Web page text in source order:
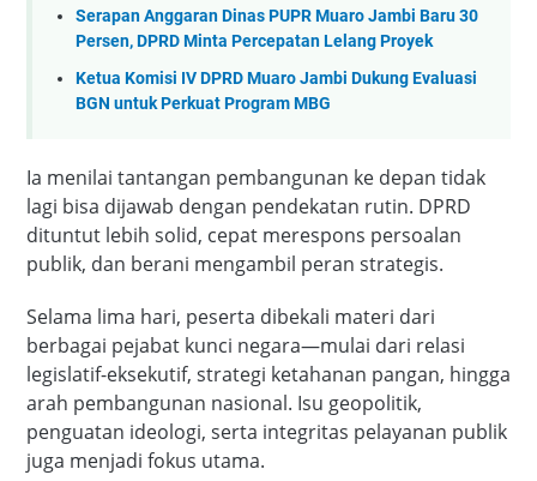
Serapan Anggaran Dinas PUPR Muaro Jambi Baru 30
Persen, DPRD Minta Percepatan Lelang Proyek
Ketua Komisi IV DPRD Muaro Jambi Dukung Evaluasi
BGN untuk Perkuat Program MBG
Ia menilai tantangan pembangunan ke depan tidak
lagi bisa dijawab dengan pendekatan rutin. DPRD
dituntut lebih solid, cepat merespons persoalan
publik, dan berani mengambil peran strategis.
Selama lima hari, peserta dibekali materi dari
berbagai pejabat kunci negara—mulai dari relasi
legislatif-eksekutif, strategi ketahanan pangan, hingga
arah pembangunan nasional. Isu geopolitik,
penguatan ideologi, serta integritas pelayanan publik
juga menjadi fokus utama.